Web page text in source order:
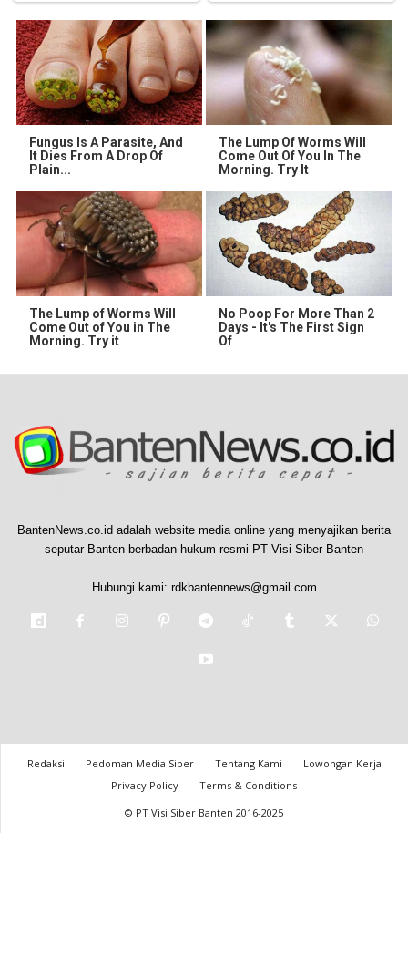
Fungus Is A Parasite, And
It Dies From A Drop Of
Plain...
The Lump Of Worms Will
Come Out Of You In The
Morning. Try It
The Lump of Worms Will
Come Out of You in The
Morning. Try it
No Poop For More Than 2
Days - It's The First Sign
Of
BantenNews.co.id adalah website media online yang menyajikan berita
seputar Banten berbadan hukum resmi PT Visi Siber Banten
Hubungi kami: rdkbantennews@gmail.com
Redaksi Pedoman Media Siber Tentang Kami
Lowongan Kerja
Privacy Policy
Terms & Conditions
© PT Visi Siber Banten 2016-2025